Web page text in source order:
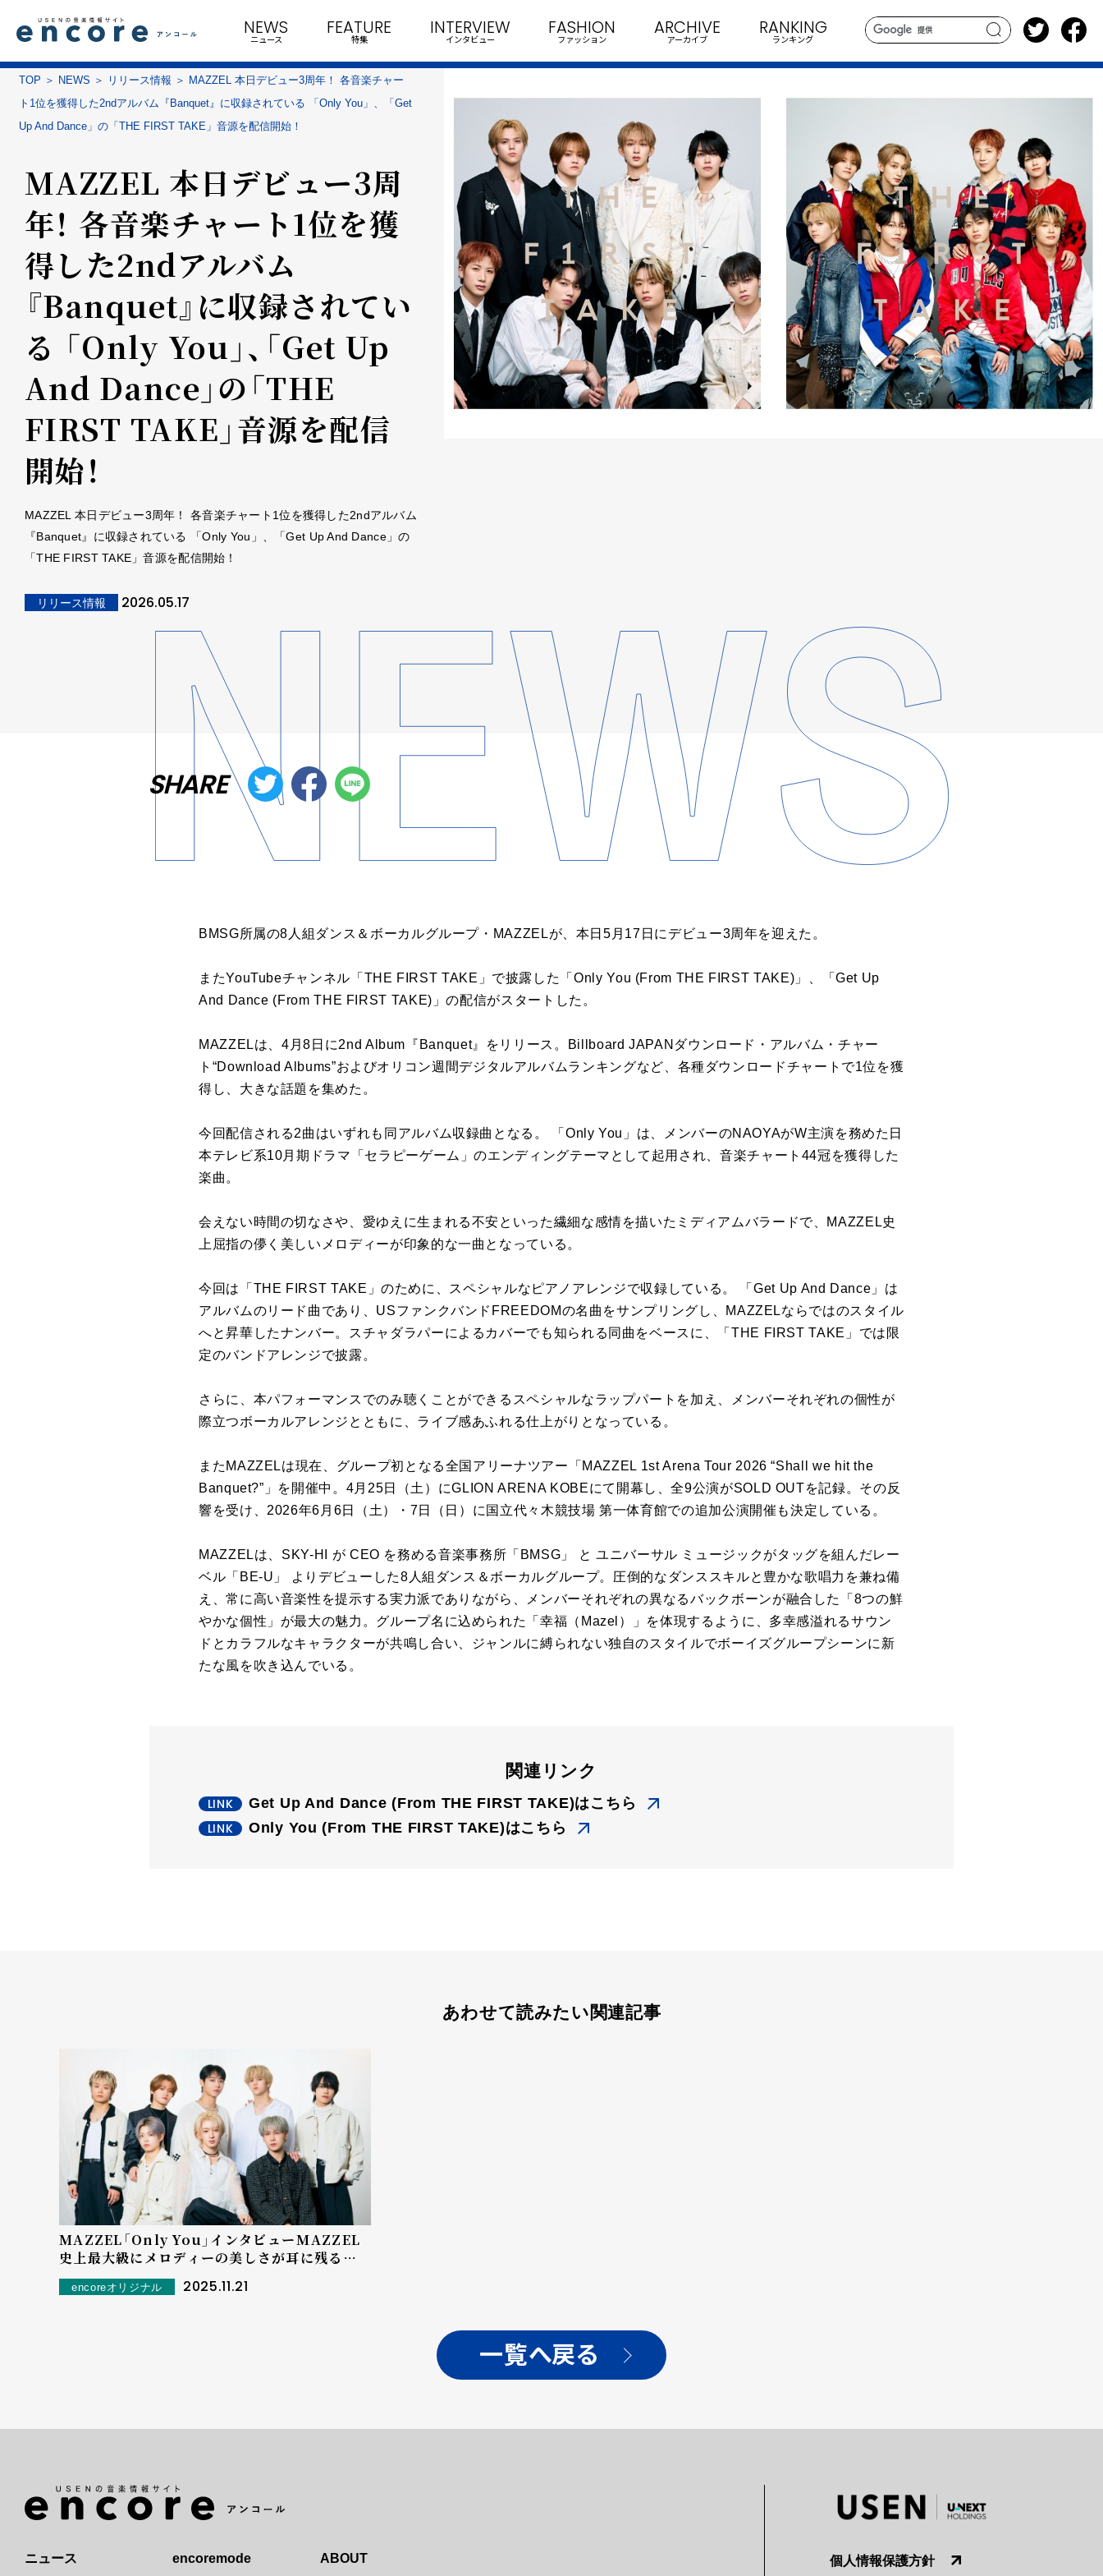
search
NEWS
ニュース
FEATURE
特集
INTERVIEW
インタビュー
FASHION
ファッション
ARCHIVE
アーカイブ
RANKING
ランキング
TOP NEWS リリース情報
MAZZEL 本日デビュー3周年！ 各音楽チャー
ト1位を獲得した2ndアルバム『Banquet』に収録されている 「Only You」、「Get
Up And Dance」の「THE FIRST TAKE」音源を配信開始！
MAZZEL 本日デビュー3周
年！ 各音楽チャート1位を獲
得した2ndアルバム
『Banquet』に収録されてい
る 「Only You」、「Get Up
And Dance」の「THE
FIRST TAKE」音源を配信
開始！
MAZZEL 本日デビュー3周年！ 各音楽チャート1位を獲得した2ndアルバム
『Banquet』に収録されている 「Only You」、「Get Up And Dance」の
「THE FIRST TAKE」音源を配信開始！
リリース情報 2026.05.17
SHARE
BMSG所属の8人組ダンス＆ボーカルグループ・MAZZELが、本日5月17日にデビュー3周年を迎えた。
またYouTubeチャンネル「THE FIRST TAKE」で披露した「Only You (From THE FIRST TAKE)」、「Get Up
And Dance (From THE FIRST TAKE)」の配信がスタートした。
MAZZELは、4月8日に2nd Album『Banquet』をリリース。Billboard JAPANダウンロード・アルバム・チャー
ト“Download Albums”およびオリコン週間デジタルアルバムランキングなど、各種ダウンロードチャートで1位を獲
得し、大きな話題を集めた。
今回配信される2曲はいずれも同アルバム収録曲となる。 「Only You」は、メンバーのNAOYAがW主演を務めた日
本テレビ系10月期ドラマ「セラピーゲーム」のエンディングテーマとして起用され、音楽チャート44冠を獲得した
楽曲。
会えない時間の切なさや、愛ゆえに生まれる不安といった繊細な感情を描いたミディアムバラードで、MAZZEL史
上屈指の儚く美しいメロディーが印象的な一曲となっている。
今回は「THE FIRST TAKE」のために、スペシャルなピアノアレンジで収録している。 「Get Up And Dance」は
アルバムのリード曲であり、USファンクバンドFREEDOMの名曲をサンプリングし、MAZZELならではのスタイル
へと昇華したナンバー。スチャダラパーによるカバーでも知られる同曲をベースに、「THE FIRST TAKE」では限
定のバンドアレンジで披露。
さらに、本パフォーマンスでのみ聴くことができるスペシャルなラップパートを加え、メンバーそれぞれの個性が
際立つボーカルアレンジとともに、ライブ感あふれる仕上がりとなっている。
またMAZZELは現在、グループ初となる全国アリーナツアー「MAZZEL 1st Arena Tour 2026 “Shall we hit the
Banquet?”」を開催中。4月25日（土）にGLION ARENA KOBEにて開幕し、全9公演がSOLD OUTを記録。その反
響を受け、2026年6月6日（土）・7日（日）に国立代々木競技場 第一体育館での追加公演開催も決定している。
MAZZELは、SKY-HI が CEO を務める⾳楽事務所「BMSG」 と ユニバーサル ミュージックがタッグを組んだレー
ベル「BE-U」 よりデビューした8人組ダンス＆ボーカルグループ。圧倒的なダンススキルと豊かな歌唱力を兼ね備
え、常に高い音楽性を提示する実力派でありながら、メンバーそれぞれの異なるバックボーンが融合した「8つの鮮
やかな個性」が最大の魅力。グループ名に込められた「幸福（Mazel）」を体現するように、多幸感溢れるサウン
ドとカラフルなキャラクターが共鳴し合い、ジャンルに縛られない独自のスタイルでボーイズグループシーンに新
たな風を吹き込んでいる。
関連リンク
Get Up And Dance (From THE FIRST TAKE)はこちら
Only You (From THE FIRST TAKE)はこちら
あわせて読みたい関連記事
MAZZEL「Only You」インタビュー――MAZZEL
史上最大級にメロディーの美しさが耳に残るバ
ラードを徹底解剖！
encoreオリジナル 2025.11.21
一覧へ戻る
ニュース encoremode ABOUT 個人情報保護方針